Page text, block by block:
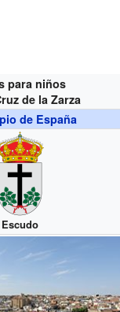
para niños
de la Zarza
de España
Escudo